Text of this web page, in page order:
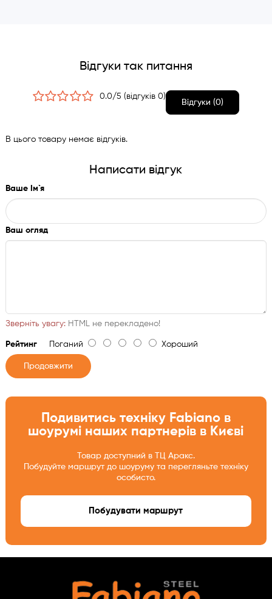
Відгуки так питання
0.0/5 (відгуків 0)
Відгуки (0)
В цього товару немає відгуків.
Написати відгук
Ваше Ім`я
Ваш огляд
Зверніть увагу:HTML не перекладено!
РейтингПоганий Хороший
Продовжити
Подивитись техніку Fabiano в
шоурумі наших партнерів в Києві
Товар доступний в ТЦ Аракс.
Побудуйте маршрут до шоуруму та перегляньте техніку
особисто.
Побудувати маршрут